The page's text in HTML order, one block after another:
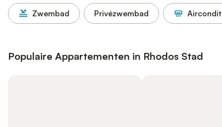
Zwembad Privézwembad
Populaire Appartementen in Rhodos Stad